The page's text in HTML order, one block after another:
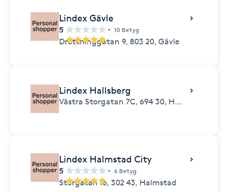
Lindex Gävle
5 10 Betyg
Drottninggatan 9, 803 20, Gävle
Lindex Hallsberg
Västra Storgatan 7C, 694 30, Hallsberg
Lindex Halmstad City
5 6 Betyg
Storgatan 16, 302 43, Halmstad